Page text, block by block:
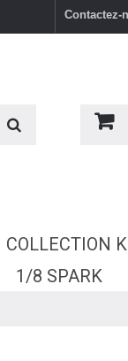
Contactez-
COLLECTION
1/8 SPARK